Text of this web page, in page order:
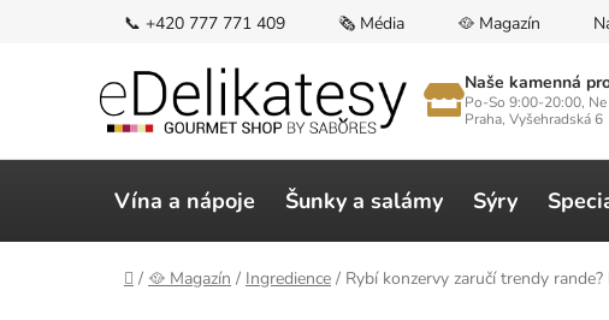
📞 +420 777 771 409 🗞️ Média 🥘 Magazín
Naše kamenná
Po-So 9:00-20:00,
Praha, Vyšehradská 6
Vína a nápoje Šunky a salámy Sýry
Domů
/ 🥘 Magazín / Ingredience / Rybí konzervy zaručí trendy